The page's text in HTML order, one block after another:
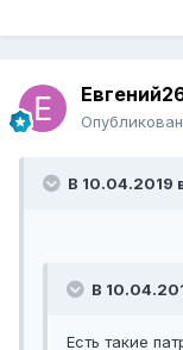
В 10.04.2019
В
Есть такие